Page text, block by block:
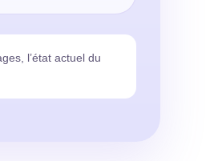
l’état actuel du